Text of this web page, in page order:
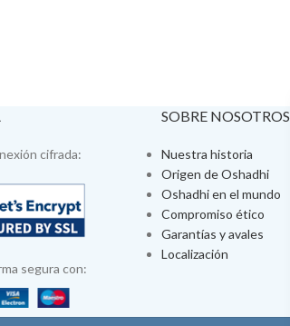
cifrada:
segura con:
SOBRE NOSOTROS
Nuestra historia
Origen de Oshadhi
Oshadhi en el mundo
Compromiso ético
Garantías y avales
Localización